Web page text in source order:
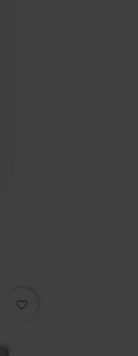
favorite_border